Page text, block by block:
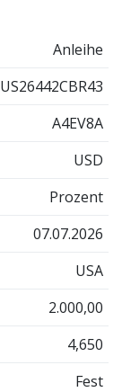
Anleihe
US26442CBR43
A4EV8A
USD
Prozent
07.07.2026
USA
2.000,00
4,650
Fest